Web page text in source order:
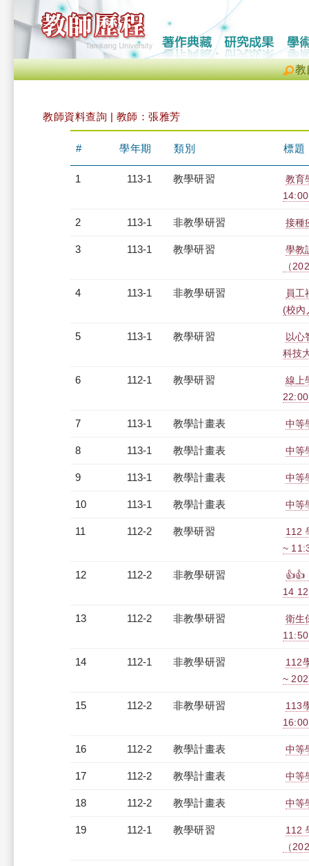
教
教師資料查詢 | 教師：張雅芳
# 學年期 類別 標題
1 113-1 教學研習
教育
2 113-1 非教學研習 接種
3 113-1 教學研習
學教
（
4 113-1 非教學研習
員工
(校
5 113-1 教學研習
以心
科技
6 112-1 教學研習
線上
7 113-1 教學計畫表 中等
8 113-1 教學計畫表 中等
9 113-1 教學計畫表 中等
10 113-1 教學計畫表 中等
11 112-2 教學研習
112
~
12 112-2 非教學研習
👍👍
14
13 112-2 非教學研習
衛生
14 112-1 非教學研習
112
~
15 112-2 非教學研習
113
16 112-2 教學計畫表 中等
17 112-2 教學計畫表 中等
18 112-2 教學計畫表 中等
19 112-1 教學研習
112
（